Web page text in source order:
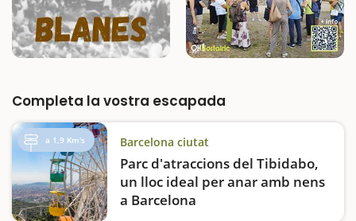
Completa la vostra escapada
a 1,9 Km's Barcelona ciutat
Parc d'atraccions del Tibidabo,
un lloc ideal per anar amb nens
a Barcelona